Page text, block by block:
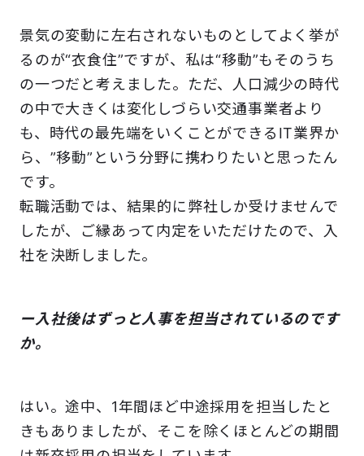
景気の変動に左右されないものとしてよく挙が
るのが“衣食住”ですが、私は“移動”もそのうち
の一つだと考えました。ただ、人口減少の時代
の中で大きくは変化しづらい交通事業者より
も、時代の最先端をいくことができるIT業界か
ら、”移動”という分野に携わりたいと思ったん
です。
転職活動では、結果的に弊社しか受けませんで
したが、ご縁あって内定をいただけたので、入
社を決断しました。
ー入社後はずっと人事を担当されているのです
か。
はい。途中、1年間ほど中途採用を担当したと
きもありましたが、そこを除くほとんどの期間